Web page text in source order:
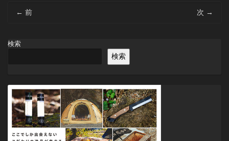
ビ
ゲ
← 前 次 →
検索
検索